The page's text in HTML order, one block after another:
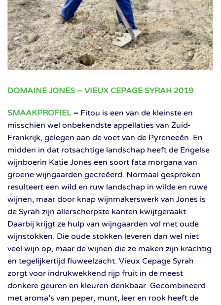
DOMAINE JONES – VIEUX CEPAGE SYRAH 2019
SMAAKPROFIEL– Fitou is een van de kleinste en
misschien wel onbekendste appellaties van Zuid-
Frankrijk, gelegen aan de voet van de Pyreneeën. En
midden in dat rotsachtige landschap heeft de Engelse
wijnboerin Katie Jones een soort fata morgana van
groene wijngaarden gecreëerd. Normaal gesproken
resulteert een wild en ruw landschap in wilde en ruwe
wijnen, maar door knap wijnmakerswerk van Jones is
de Syrah zijn allerscherpste kanten kwijtgeraakt.
Daarbij krijgt ze hulp van wijngaarden vol met oude
wijnstokken. Die oude stokken leveren dan wel niet
veel wijn op, maar de wijnen die ze maken zijn krachtig
en tegelijkertijd fluweelzacht. Vieux Cepage Syrah
zorgt voor indrukwekkend rijp fruit in de meest
donkere geuren en kleuren denkbaar. Gecombineerd
met aroma’s van peper, munt, leer en rook heeft de